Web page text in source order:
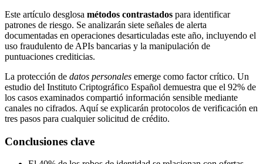
Este artículo desglosa métodos contrastados para identificar
patrones de riesgo. Se analizarán siete señales de alerta
documentadas en operaciones desarticuladas este año, incluyendo el
uso fraudulento de APIs bancarias y la manipulación de
puntuaciones crediticias.
La protección de datos personales emerge como factor crítico. Un
estudio del Instituto Criptográfico Español demuestra que el 92% de
los casos examinados compartió información sensible mediante
canales no cifrados. Aquí se explicarán protocolos de verificación en
tres pasos para cualquier solicitud de crédito.
Conclusiones clave